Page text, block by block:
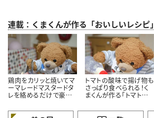
連載：くまくんが作る「おいしいレシピ」
鶏肉をカリッと焼いてマ
ーマレードマスタードタ
レを絡めるだけで豪華
る簡単鶏肉のマーマレ
トマトの酸味で揚げ物も
さっぱり食べられる！く
まくんが作る「トマトタル